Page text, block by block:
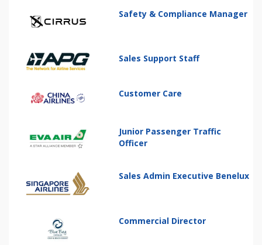
Safety & Compliance Manager
Sales Support Staff
Customer Care
Junior Passenger Traffic
Officer
Sales Admin Executive Benelux
Commercial Director